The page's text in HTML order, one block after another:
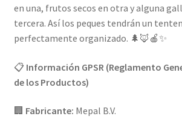
en una, frutos secos en otra y alguna
tercera. Así los peques tendrán un
perfectamente organizado. 🌲🦊🍎✨
📋 Información GPSR (Reglamento
de los Productos)
🏢 Fabricante: Mepal B.V.